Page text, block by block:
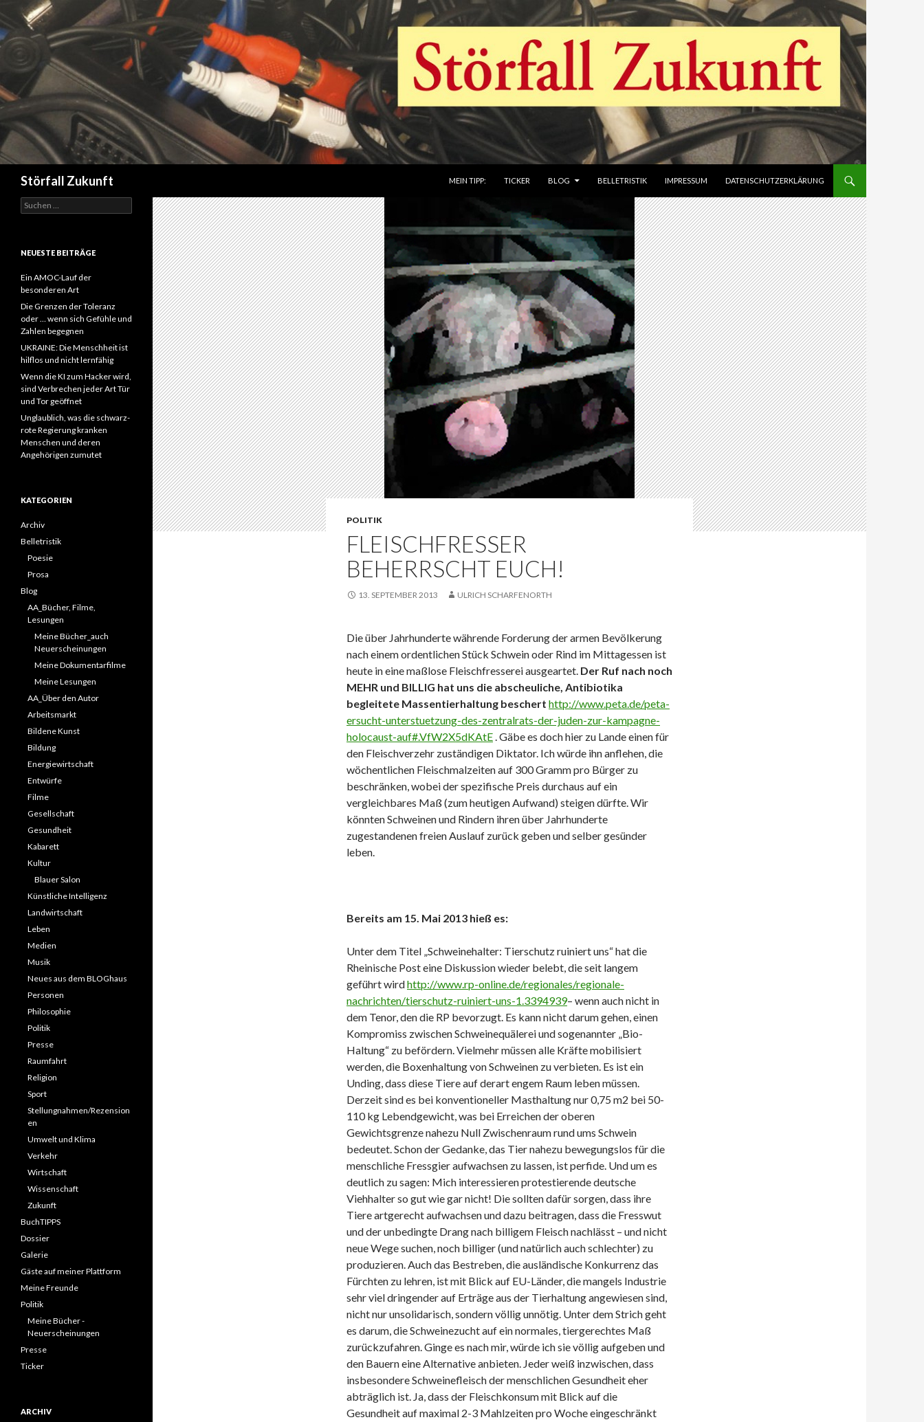
Störfall Zukunft
MEIN TIPP:
TICKER BLOG BELLETRISTIK IMPRESSUM DATENSCHUTZERKLÄRUNG
POLITIK
FLEISCHFRESSER
BEHERRSCHT EUCH!
13. SEPTEMBER 2013 ULRICH SCHARFENORTH
Die über Jahrhunderte währende Forderung der armen Bevölkerung
nach einem ordentlichen Stück Schwein oder Rind im Mittagessen ist
heute in eine maßlose Fleischfresserei ausgeartet. Der Ruf nach noch
MEHR und BILLIG hat uns die abscheuliche, Antibiotika
begleitete Massentierhaltung beschert http://www.peta.de/peta-
ersucht-unterstuetzung-des-zentralrats-der-juden-zur-kampagne-
holocaust-auf#.VfW2X5dKAtE. Gäbe es doch hier zu Lande einen für
den Fleischverzehr zuständigen Diktator. Ich würde ihn anflehen, die
wöchentlichen Fleischmalzeiten auf 300 Gramm pro Bürger zu
beschränken, wobei der spezifische Preis durchaus auf ein
vergleichbares Maß (zum heutigen Aufwand) steigen dürfte. Wir
könnten Schweinen und Rindern ihren über Jahrhunderte
zugestandenen freien Auslauf zurück geben und selber gesünder
leben.
Bereits am 15. Mai 2013 hieß es:
Unter dem Titel „Schweinehalter: Tierschutz ruiniert uns“ hat die
Rheinische Post eine Diskussion wieder belebt, die seit langem
geführt wirdhttp://www.rp-online.de/regionales/regionale-
nachrichten/tierschutz-ruiniert-uns-1.3394939– wenn auch nicht in
dem Tenor, den die RP bevorzugt. Es kann nicht darum gehen, einen
Kompromiss zwischen Schweinequälerei und sogenannter „Bio-
Haltung“ zu befördern. Vielmehr müssen alle Kräfte mobilisiert
werden, die Boxenhaltung von Schweinen zu verbieten. Es ist ein
Unding, dass diese Tiere auf derart engem Raum leben müssen.
Derzeit sind es bei konventioneller Masthaltung nur 0,75 m2 bei 50-
110 kg Lebendgewicht, was bei Erreichen der oberen
Gewichtsgrenze nahezu Null Zwischenraum rund ums Schwein
bedeutet. Schon der Gedanke, das Tier nahezu bewegungslos für die
menschliche Fressgier aufwachsen zu lassen, ist perfide. Und um es
deutlich zu sagen: Mich interessieren protestierende deutsche
Viehhalter so gut wie gar nicht! Die sollten dafür sorgen, dass ihre
Tiere artgerecht aufwachsen und dazu beitragen, dass die Fresswut
und der unbedingte Drang nach billigem Fleisch nachlässt – und nicht
neue Wege suchen, noch billiger (und natürlich auch schlechter) zu
produzieren. Auch das Bestreben, die ausländische Konkurrenz das
Fürchten zu lehren, ist mit Blick auf EU-Länder, die mangels Industrie
sehr viel dringender auf Erträge aus der Tierhaltung angewiesen sind,
nicht nur unsolidarisch, sondern völlig unnötig. Unter dem Strich geht
es darum, die Schweinezucht auf ein normales, tiergerechtes Maß
zurückzufahren. Ginge es nach mir, würde ich sie völlig aufgeben und
den Bauern eine Alternative anbieten. Jeder weiß inzwischen, dass
insbesondere Schweinefleisch der menschlichen Gesundheit eher
abträglich ist. Ja, dass der Fleischkonsum mit Blick auf die
Gesundheit auf maximal 2-3 Mahlzeiten pro Woche eingeschränkt
Suchen
nach:
NEUESTE BEITRÄGE
Ein AMOC-Lauf der
besonderen Art
Die Grenzen der Toleranz
oder … wenn sich Gefühle und
Zahlen begegnen
UKRAINE: Die Menschheit ist
hilflos und nicht lernfähig
Wenn die KI zum Hacker wird,
sind Verbrechen jeder Art Tür
und Tor geöffnet
Unglaublich, was die schwarz-
rote Regierung kranken
Menschen und deren
Angehörigen zumutet
KATEGORIEN
Archiv
Belletristik
Poesie
Prosa
Blog
AA_Bücher, Filme,
Lesungen
Meine Bücher_auch
Neuerscheinungen
Meine Dokumentarfilme
Meine Lesungen
AA_Über den Autor
Arbeitsmarkt
Bildene Kunst
Bildung
Energiewirtschaft
Entwürfe
Filme
Gesellschaft
Gesundheit
Kabarett
Kultur
Blauer Salon
Künstliche Intelligenz
Landwirtschaft
Leben
Medien
Musik
Neues aus dem BLOGhaus
Personen
Philosophie
Politik
Presse
Raumfahrt
Religion
Sport
Stellungnahmen/Rezension
en
Umwelt und Klima
Verkehr
Wirtschaft
Wissenschaft
Zukunft
BuchTIPPS
Dossier
Galerie
Gäste auf meiner Plattform
Meine Freunde
Politik
Meine Bücher -
Neuerscheinungen
Presse
Ticker
ARCHIV